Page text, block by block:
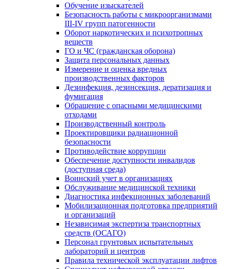
Обучение изыскателей
Безопасность работы с микроорганизмами
III-IV групп патогенности
Оборот наркотических и психотропных
веществ
ГО и ЧС (гражданская оборона)
Защита персональных данных
Измерение и оценка вредных
производственных факторов
Дезинфекция, дезинсекция, дератизация и
фумигация
Обращение с опасными медицинскими
отходами
Производственный контроль
Проектировщики радиационной
безопасности
Противодействие коррупции
Обеспечение доступности инвалидов
(доступная среда)
Воинский учет в организациях
Обслуживание медицинской техники
Диагностика инфекционных заболеваний
Мобилизационная подготовка предприятий
и организаций
Независимая экспертиза транспортных
средств (ОСАГО)
Персонал грунтовых испытательных
лабораторий и центров
Правила технической эксплуатации лифтов